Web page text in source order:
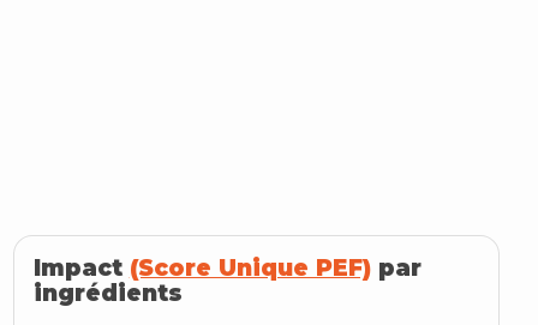
Impact (Score Unique PEF) par
ingrédients